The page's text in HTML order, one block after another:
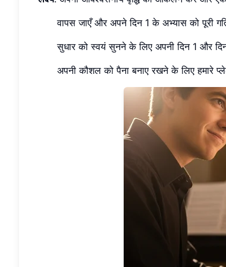
वापस जाएँ और अपने दिन 1 के अभ्यास को पूरी
सुधार को स्वयं सुनने के लिए अपनी दिन 1 और
अपनी कौशल को पैना बनाए रखने के लिए हमारे